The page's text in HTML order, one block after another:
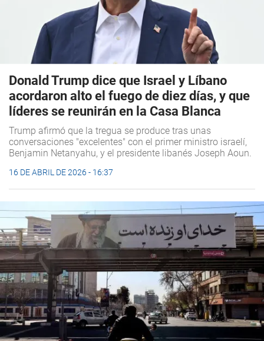
Donald Trump dice que Israel y Líbano
acordaron alto el fuego de diez días, y que
líderes se reunirán en la Casa Blanca
Trump afirmó que la tregua se produce tras unas
conversaciones "excelentes" con el primer ministro israelí,
Benjamin Netanyahu, y el presidente libanés Joseph Aoun.
16 DE ABRIL DE 2026 - 16:37